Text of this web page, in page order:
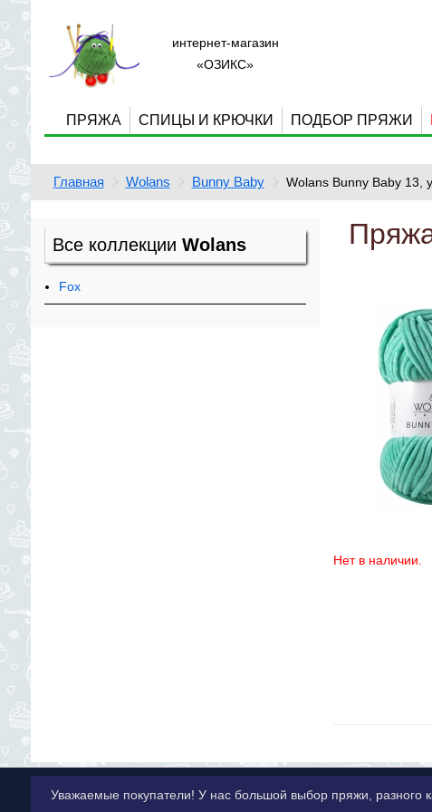
интернет-магазин
«ОЗИКС»
ПРЯЖА СПИЦЫ И КРЮЧКИ ПОДБОР ПРЯЖИ
Главная Wolans Bunny Baby Wolans Bunny Baby 13,
Все коллекции Wolans
Fox
Нет в наличии.
Уважаемые покупатели! У нас большой выбор пряжи,